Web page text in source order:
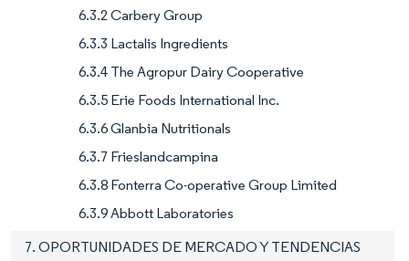
6.3.2 Carbery Group
6.3.3 Lactalis Ingredients
6.3.4 The Agropur Dairy Cooperative
6.3.5 Erie Foods International Inc.
6.3.6 Glanbia Nutritionals
6.3.7 Frieslandcampina
6.3.8 Fonterra Co-operative Group Limited
6.3.9 Abbott Laboratories
7. OPORTUNIDADES DE MERCADO Y TENDENCIAS